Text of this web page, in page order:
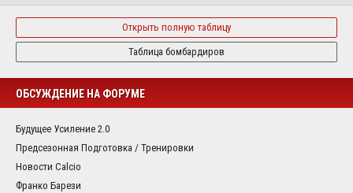
Открыть полную таблицу
Таблица бомбардиров
ОБСУЖДЕНИЕ НА ФОРУМЕ
Будущее Усиление 2.0
Предсезонная Подготовка / Тренировки
Новости Calcio
Франко Барези